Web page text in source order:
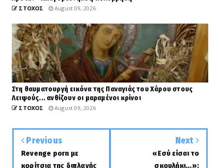
ΣΤΟΧΟΣ August 09, 2026
Στη θαυματουργή εικόνα της Παναγιάς του Χάρου στους
Λειψούς... ανθίζουν οι μαραμένοι κρίνοι
ΣΤΟΧΟΣ August 09, 2026
Previous
Revenge porn με
κορίτσια της διπλανής
Next
«Εσύ είσαι το
σκουλήκι...»;